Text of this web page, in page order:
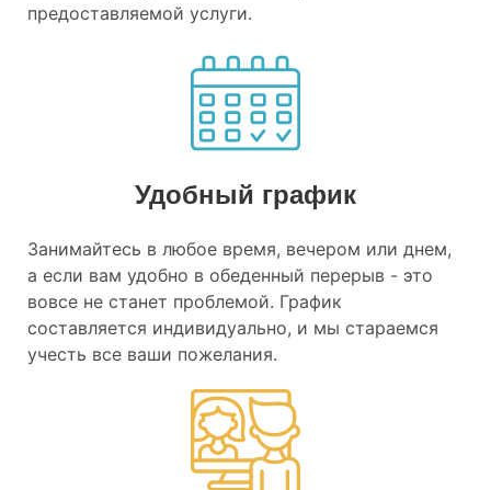
предоставляемой услуги.
Удобный график
Занимайтесь в любое время, вечером или днем,
а если вам удобно в обеденный перерыв - это
вовсе не станет проблемой. График
составляется индивидуально, и мы стараемся
учесть все ваши пожелания.